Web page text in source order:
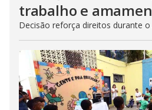
trabalho e
Decisão reforça direitos durante